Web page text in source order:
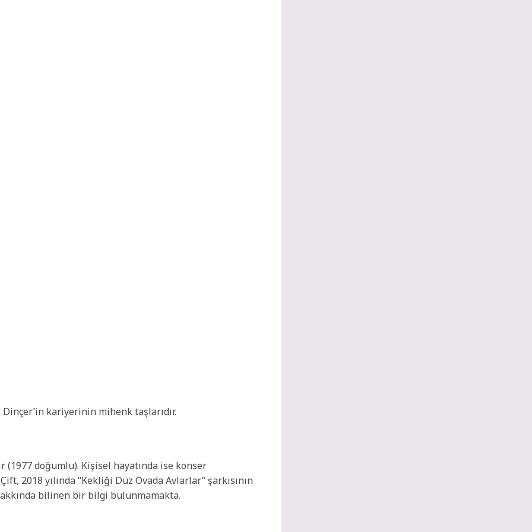
Dinçer’in kariyerinin mihenk taşlarıdır.
(1977 doğumlu). Kişisel hayatında ise konser
2018 yılında “Kekliği Düz Ovada Avlarlar” şarkısının
bilinen bir bilgi bulunmamakta.